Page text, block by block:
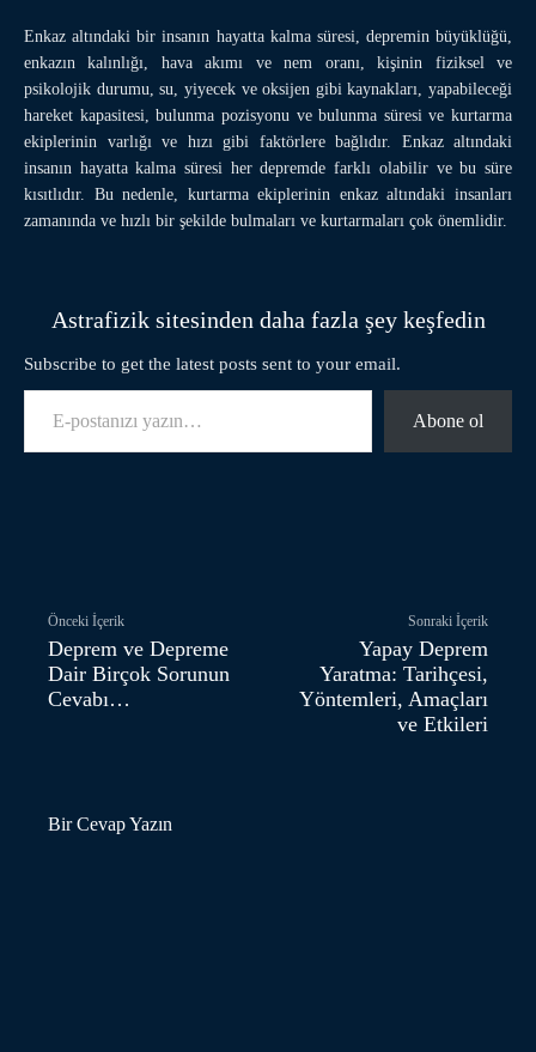
Enkaz altındaki bir insanın hayatta kalma süresi, depremin büyüklüğü,
enkazın kalınlığı, hava akımı ve nem oranı, kişinin fiziksel ve
psikolojik durumu, su, yiyecek ve oksijen gibi kaynakları, yapabileceği
hareket kapasitesi, bulunma pozisyonu ve bulunma süresi ve kurtarma
ekiplerinin varlığı ve hızı gibi faktörlere bağlıdır. Enkaz altındaki
insanın hayatta kalma süresi her depremde farklı olabilir ve bu süre
kısıtlıdır. Bu nedenle, kurtarma ekiplerinin enkaz altındaki insanları
zamanında ve hızlı bir şekilde bulmaları ve kurtarmaları çok önemlidir.
Astrafizik sitesinden daha fazla şey keşfedin
Subscribe to get the latest posts sent to your email.
E-postanızı yazın…
Abone ol
Önceki İçerik
Deprem ve Depreme
Dair Birçok Sorunun
Cevabı…
Sonraki İçerik
Yapay Deprem
Yaratma: Tarihçesi,
Yöntemleri, Amaçları
ve Etkileri
Bir Cevap Yazın